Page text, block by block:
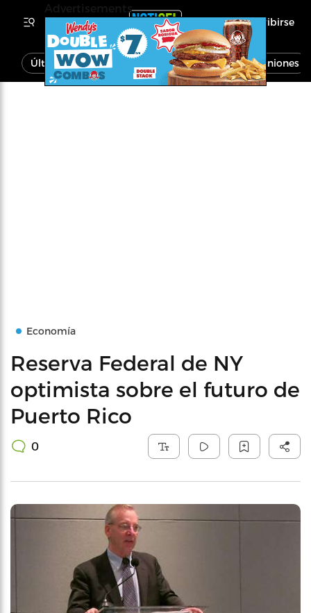
Inscribirse
Última Hora Noticias Economía Opiniones
Economía
Reserva Federal de NY
optimista sobre el futuro de
Puerto Rico
0
Advertisements